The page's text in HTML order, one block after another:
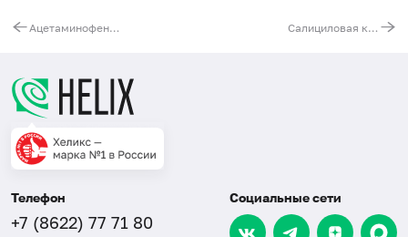
Ацетаминофен (парацетамол) Салициловая кислота (cалицилаты, салициламид)
Телефон
+7 (8622) 77 71 80
Социальные сети